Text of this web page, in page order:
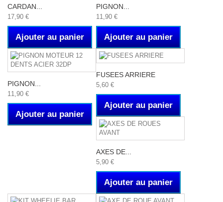
CARDAN...
17,90 €
Ajouter au panier
PIGNON...
11,90 €
Ajouter au panier
PIGNON...
11,90 €
Ajouter au panier
FUSEES ARRIERE
5,60 €
Ajouter au panier
AXES DE...
5,90 €
Ajouter au panier